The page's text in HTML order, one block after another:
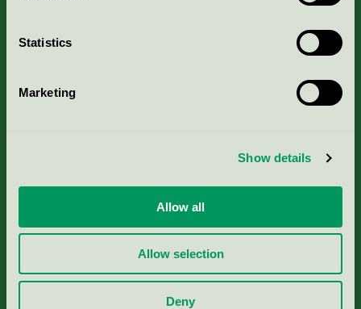
Statistics
Marketing
Show details
Allow all
Allow selection
Deny
Portal för massa, papper & tryckerier
Press
Om oss